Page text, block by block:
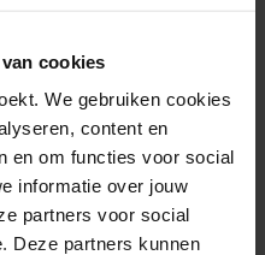
cookies
We gebruiken cookies
content en
en om functies voor social
informatie over jouw
partners voor social
Deze partners kunnen
je eindeloos
ooglooks. Van
gedurfde
zijn praktisch